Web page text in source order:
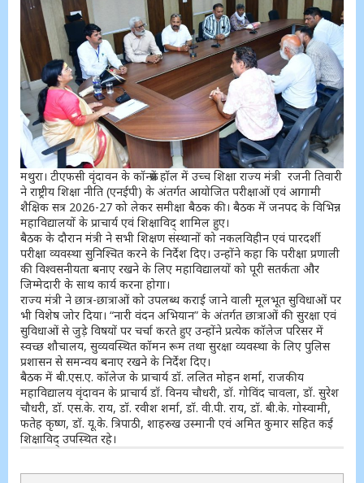
मथुरा। टीएफसी वृंदावन के कॉन्फ्रेंस हॉल में उच्च शिक्षा राज्य मंत्री रजनी तिवारी
ने राष्ट्रीय शिक्षा नीति (एनईपी) के अंतर्गत आयोजित परीक्षाओं एवं आगामी
शैक्षिक सत्र 2026-27 को लेकर समीक्षा बैठक की। बैठक में जनपद के विभिन्न
महाविद्यालयों के प्राचार्य एवं शिक्षाविद् शामिल हुए।
बैठक के दौरान मंत्री ने सभी शिक्षण संस्थानों को नकलविहीन एवं पारदर्शी
परीक्षा व्यवस्था सुनिश्चित करने के निर्देश दिए। उन्होंने कहा कि परीक्षा प्रणाली
की विश्वसनीयता बनाए रखने के लिए महाविद्यालयों को पूरी सतर्कता और
जिम्मेदारी के साथ कार्य करना होगा।
राज्य मंत्री ने छात्र-छात्राओं को उपलब्ध कराई जाने वाली मूलभूत सुविधाओं पर
भी विशेष जोर दिया। “नारी वंदन अभियान” के अंतर्गत छात्राओं की सुरक्षा एवं
सुविधाओं से जुड़े विषयों पर चर्चा करते हुए उन्होंने प्रत्येक कॉलेज परिसर में
स्वच्छ शौचालय, सुव्यवस्थित कॉमन रूम तथा सुरक्षा व्यवस्था के लिए पुलिस
प्रशासन से समन्वय बनाए रखने के निर्देश दिए।
बैठक में बी.एस.ए. कॉलेज के प्राचार्य डॉ. ललित मोहन शर्मा, राजकीय
महाविद्यालय वृंदावन के प्राचार्य डॉ. विनय चौधरी, डॉ. गोविंद चावला, डॉ. सुरेश
चौधरी, डॉ. एस.के. राय, डॉ. रवीश शर्मा, डॉ. वी.पी. राय, डॉ. बी.के. गोस्वामी,
फतेह कृष्ण, डॉ. यू.के. त्रिपाठी, शाहरुख उस्मानी एवं अमित कुमार सहित कई
शिक्षाविद् उपस्थित रहे।